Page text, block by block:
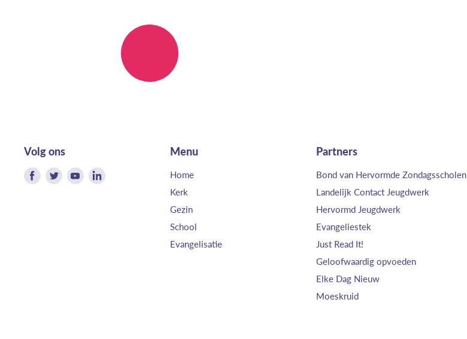
Volg ons
Vind Vind Vind Vind
Menu
Home
Kerk
Gezin
School
Evangelisatie
Partners
Bond van Hervormde Zondagsscholen
Landelijk Contact Jeugdwerk
Hervormd Jeugdwerk
Evangeliestek
Just Read It!
Geloofwaardig opvoeden
Elke Dag Nieuw
Moeskruid